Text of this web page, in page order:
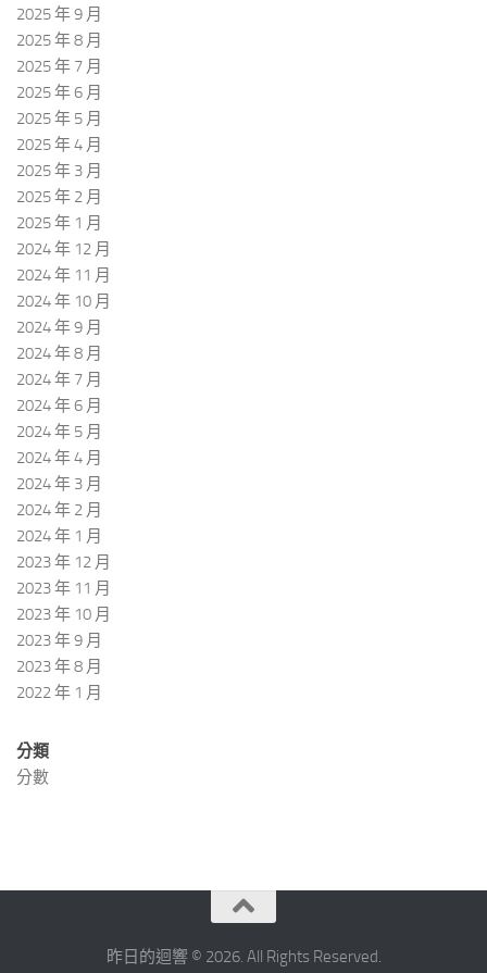
2025 年 9 月
2025 年 8 月
2025 年 7 月
2025 年 6 月
2025 年 5 月
2025 年 4 月
2025 年 3 月
2025 年 2 月
2025 年 1 月
2024 年 12 月
2024 年 11 月
2024 年 10 月
2024 年 9 月
2024 年 8 月
2024 年 7 月
2024 年 6 月
2024 年 5 月
2024 年 4 月
2024 年 3 月
2024 年 2 月
2024 年 1 月
2023 年 12 月
2023 年 11 月
2023 年 10 月
2023 年 9 月
2023 年 8 月
2022 年 1 月
分類
分數
昨日的迴響 © 2026. All Rights Reserved.